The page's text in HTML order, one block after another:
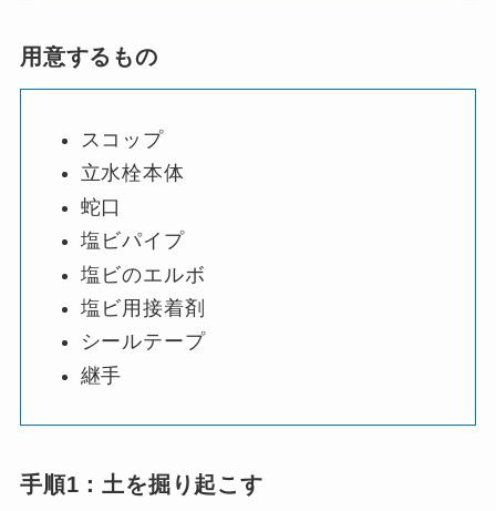
用意するもの
スコップ
立水栓本体
蛇口
塩ビパイプ
塩ビのエルボ
塩ビ用接着剤
シールテープ
継手
手順1：土を掘り起こす